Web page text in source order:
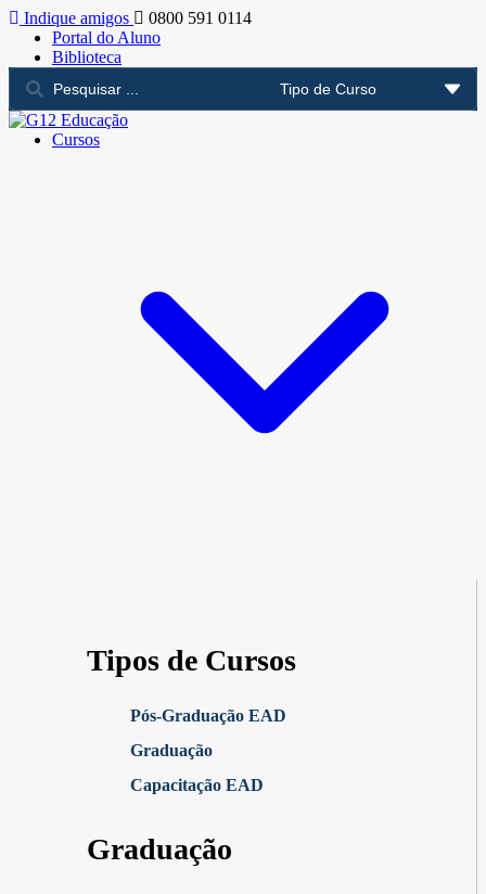
Indique amigos
0800 591 0114
Portal do Aluno
Biblioteca
Cursos
Tipos de Cursos
Pós-Graduação EAD
Graduação
Capacitação EAD
Graduação